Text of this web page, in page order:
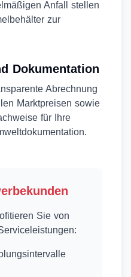
Anfall stellen
zur
Dokumentation
Abrechnung
Marktpreisen sowie
für Ihre
Sie von